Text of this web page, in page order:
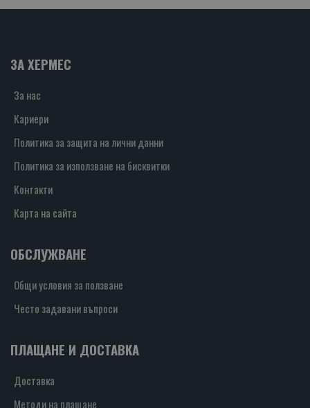
ЗА ХЕРМЕС
За нас
Кариери
Политика за защита на лични данни
Политика за използване на бисквитки
Контакти
Карта на сайта
ОБСЛУЖВАНЕ
Общи условия за ползване
Често задавани въпроси
ПЛАЩАНЕ И ДОСТАВКА
Доставка
Методи на плащане